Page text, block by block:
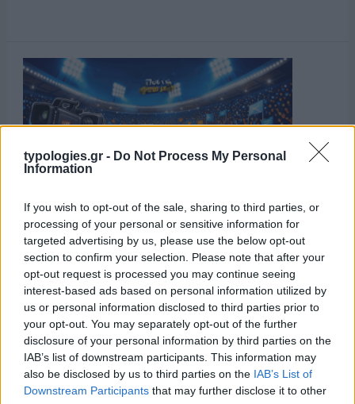
typologies.gr - Do Not Process My Personal
Information
If you wish to opt-out of the sale, sharing to third parties, or
processing of your personal or sensitive information for
targeted advertising by us, please use the below opt-out
section to confirm your selection. Please note that after your
opt-out request is processed you may continue seeing
interest-based ads based on personal information utilized by
us or personal information disclosed to third parties prior to
your opt-out. You may separately opt-out of the further
disclosure of your personal information by third parties on the
IAB’s list of downstream participants. This information may
also be disclosed by us to third parties on the IAB’s List of
Downstream Participants that may further disclose it to other